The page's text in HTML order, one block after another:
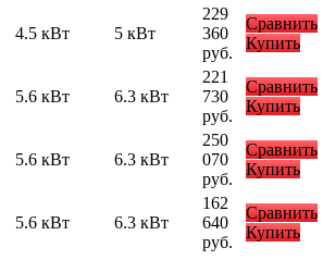
4.5 кВт 5 кВт
229
360
руб.
Сравнить
Купить
5.6 кВт 6.3 кВт
221
730
руб.
Сравнить
Купить
5.6 кВт 6.3 кВт
250
070
руб.
Сравнить
Купить
5.6 кВт 6.3 кВт
162
640
руб.
Сравнить
Купить